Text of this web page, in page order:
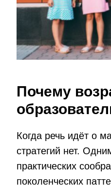
Почему
Когда речь идёт о
стратегий нет.
практических
поколенческих